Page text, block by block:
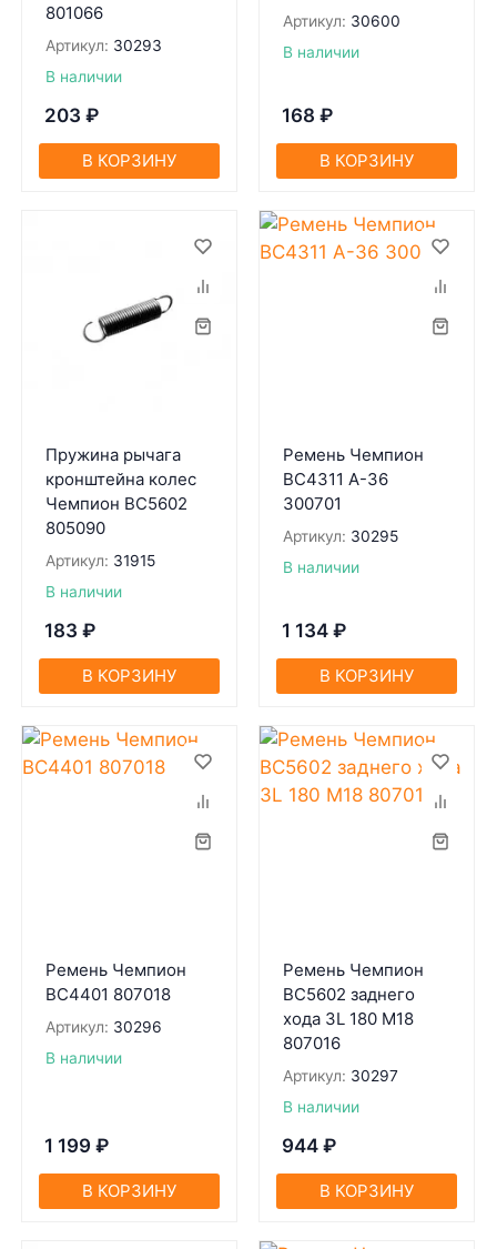
801066
Артикул: 30293
В наличии
203 ₽
В КОРЗИНУ
Артикул: 30600
В наличии
168 ₽
В КОРЗИНУ
Пружина рычага
кронштейна колес
Чемпион BC5602
805090
Артикул: 31915
В наличии
183 ₽
В КОРЗИНУ
Ремень Чемпион
BC4311 А-36
300701
Артикул: 30295
В наличии
1 134 ₽
В КОРЗИНУ
Ремень Чемпион
BC4401 807018
Артикул: 30296
В наличии
1 199 ₽
В КОРЗИНУ
Ремень Чемпион
BC5602 заднего
хода 3L 180 М18
807016
Артикул: 30297
В наличии
944 ₽
В КОРЗИНУ